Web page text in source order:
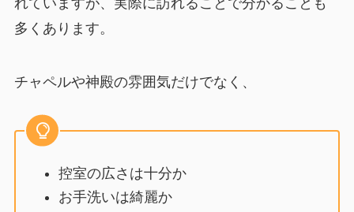
れていますが、実際に訪れることで分かることも
多くあります。
チャペルや神殿の雰囲気だけでなく、
控室の広さは十分か
お手洗いは綺麗か